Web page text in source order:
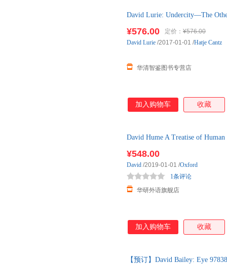
David Lurie: Undercity—The
¥576.00 定价： ¥576.00
华清智鉴图书专营店
David Lurie /2017-01-01 /Hatje Cantz
加入购物车 收藏
David Hume A Treatise of
¥548.00
华研外语旗舰店
1条评论
David /2019-01-01 /Oxford
加入购物车 收藏
【预订】David Bailey: Eye